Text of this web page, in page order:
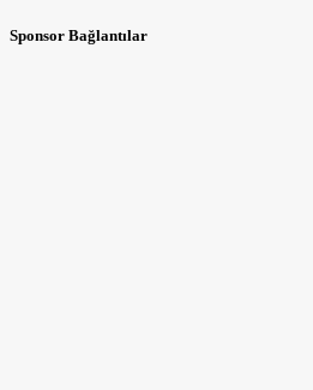
Sponsor Bağlantılar